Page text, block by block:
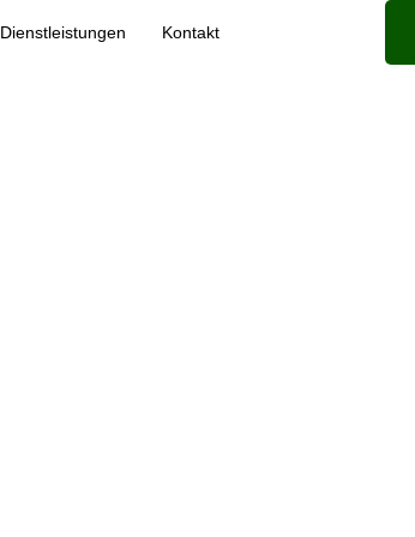
Dienstleistungen Kontakt